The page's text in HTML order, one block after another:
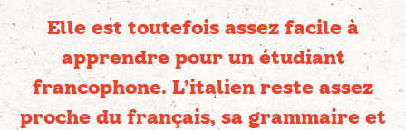
Elle est toutefois assez facile à
apprendre pour un étudiant
francophone. L’italien reste assez
proche du français, sa grammaire et